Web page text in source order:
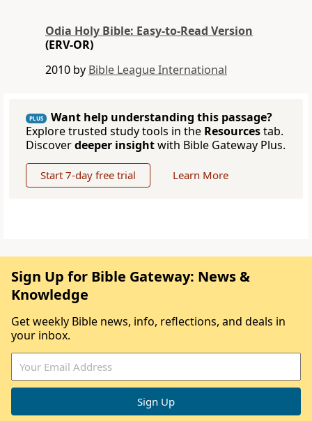
Odia Holy Bible: Easy-to-Read Version
(ERV-OR)
2010 by Bible League International
PLUS
Want help understanding this passage?
Explore trusted study tools in the Resourcestab.
Discoverdeeper insightwith Bible Gateway Plus.
Start 7-day free trial Learn More
Sign Up for Bible Gateway: News &
Knowledge
Get weekly Bible news, info, reflections, and deals in
your inbox.